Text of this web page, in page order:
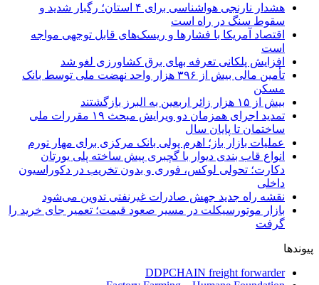
هشدار نارنجی هواشناسی برای ۴ استان؛ رگبار شدید و
سقوط سنگ در راه است
اقتصاد آمریکا با فشارها و ریسک‌های قابل توجهی مواجه
است
افزایش پلکانی تعرفه بهای برق کشاورزی لغو شد
تأمین مالی بیش از ۳۹۶ هزار واحد نهضت ملی توسط بانک
مسکن
بیش از ۱۵ هزار زائر اربعین به البرز بازگشتند
تمدید اجرای همزمان دو ویرایش مبحث ۱۹ مقررات ملی
ساختمان تا پایان سال
عملیات بازار باز؛ اهرم پولی بانک مرکزی برای مهار تورم
انواع قاب بندی دیوار با گچبری پیش ساخته پلی یورتان
دکارت؛ تحولی لوکس، فوری و بدون تخریب در دکوراسیون
داخلی
نقشه راه جدید جهش صادرات غیرنفتی تدوین می‌شود
بازار موتورسیکلت در مسیر صعود قیمت؛ تعمیر جای خرید را
گرفت
پیوندها
DDPCHAIN freight forwarder